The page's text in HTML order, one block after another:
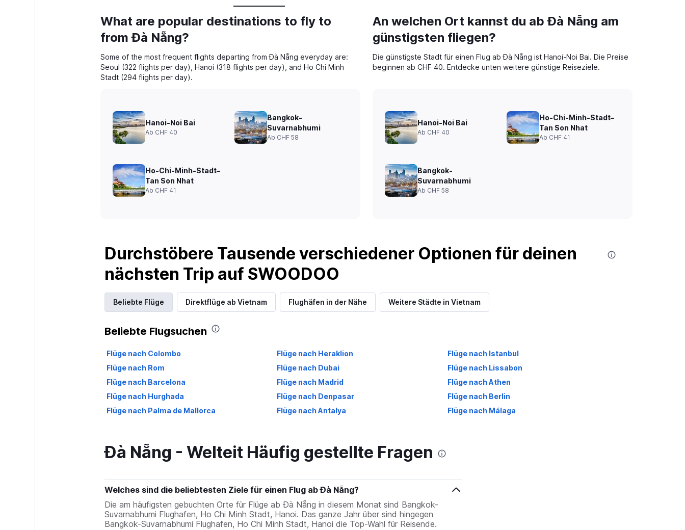
What are popular destinations to fly to
from Đà Nẵng?
Some of the most frequent flights departing from Đà Nẵng everyday are:
Seoul (322 flights per day), Hanoi (318 flights per day), and Ho Chi Minh
Stadt (294 flights per day).
Hanoi-Noi Bai
Ab CHF 40
Bangkok-
Suvarnabhumi
Ab CHF 58
Ho-Chi-Minh-Stadt–
Tan Son Nhat
Ab CHF 41
An welchen Ort kannst du ab Đà Nẵng am
günstigsten fliegen?
Die günstigste Stadt für einen Flug ab Đà Nẵng ist Hanoi-Noi Bai. Die Preise
beginnen ab CHF 40. Entdecke unten weitere günstige Reiseziele.
Hanoi-Noi Bai
Ab CHF 40
Ho-Chi-Minh-Stadt–
Tan Son Nhat
Ab CHF 41
Bangkok-
Suvarnabhumi
Ab CHF 58
Durchstöbere Tausende verschiedener Optionen für deinen
nächsten Trip auf SWOODOO
Beliebte Flüge Direktflüge ab Vietnam Flughäfen in der Nähe Weitere Städte in Vietnam
Beliebte Flugsuchen
Flüge nach Colombo Flüge nach Heraklion
Flüge nach Istanbul
Flüge nach Rom
Flüge nach Dubai
Flüge nach Lissabon
Flüge nach Barcelona
Flüge nach Madrid
Flüge nach Athen
Flüge nach Hurghada
Flüge nach Denpasar
Flüge nach Berlin
Flüge nach Palma de Mallorca
Flüge nach Antalya Flüge nach Málaga
Đà Nẵng - Welteit Häufig gestellte Fragen
Welches sind die beliebtesten Ziele für einen Flug ab Đà Nẵng?
Die am häufigsten gebuchten Orte für Flüge ab Đà Nẵng in diesem Monat sind Bangkok-
Suvarnabhumi Flughafen, Ho Chi Minh Stadt, Hanoi. Das ganze Jahr über sind hingegen
Bangkok-Suvarnabhumi Flughafen, Ho Chi Minh Stadt, Hanoi die Top-Wahl für Reisende.